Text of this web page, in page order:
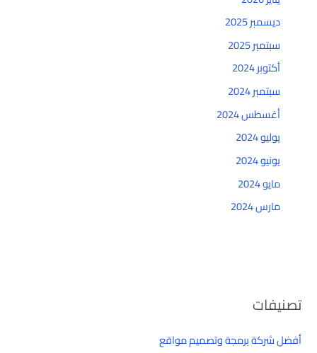
ديسمبر 2025
سبتمبر 2025
أكتوبر 2024
سبتمبر 2024
أغسطس 2024
يوليو 2024
يونيو 2024
مايو 2024
مارس 2024
تصنيفات
أفضل شركة برمجة وتصميم مواقع